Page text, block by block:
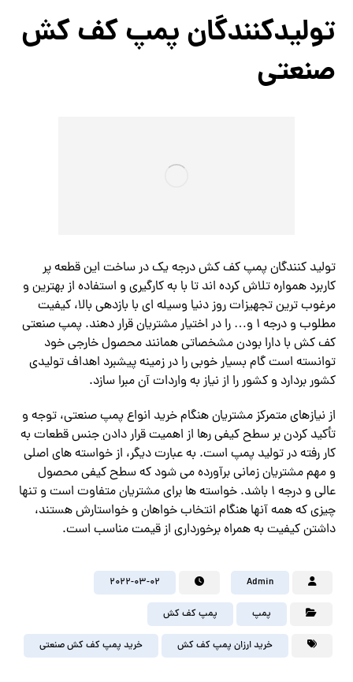
تولیدکنندگان پمپ کف کش
صنعتی
تولید کنندگان پمپ کف کش درجه یک در ساخت این قطعه پر
کاربرد همواره تلاش کرده اند تا با به کارگیری و استفاده از بهترین و
مرغوب ترین تجهیزات روز دنیا وسیله ای با بازدهی بالا، کیفیت
مطلوب و درجه ۱ و… را در اختیار مشتریان قرار دهند. پمپ صنعتی
کف کش با دارا بودن مشخصاتی همانند محصول خارجی خود
توانسته است گام بسیار خوبی را در زمینه پیشبرد اهداف تولیدی
کشور بردارد و کشور را از نیاز به واردات آن مبرا سازد.
از نیازهای متمرکز مشتریان هنگام خرید انواع پمپ صنعتی، توجه و
تأکید کردن بر سطح کیفی رها از اهمیت قرار دادن جنس قطعات به
کار رفته در تولید پمپ است. به عبارت دیگر، از خواسته های اصلی
و مهم مشتریان زمانی برآورده می شود که سطح کیفی محصول
عالی و درجه ۱ باشد. خواسته ها برای مشتریان متفاوت است و تنها
چیزی که همه آنها هنگام انتخاب خواهان و خواستارش هستند،
داشتن کیفیت به همراه برخورداری از قیمت مناسب است.
Admin
2022-03-02
پمپ پمپ کف کش
خرید ارزان پمپ کف کش خرید پمپ کف کش صنعتی